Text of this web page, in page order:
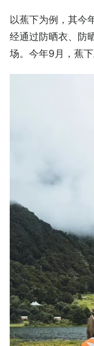
以蕉下为例，其今
经通过防晒衣、防
场。今年9月，蕉